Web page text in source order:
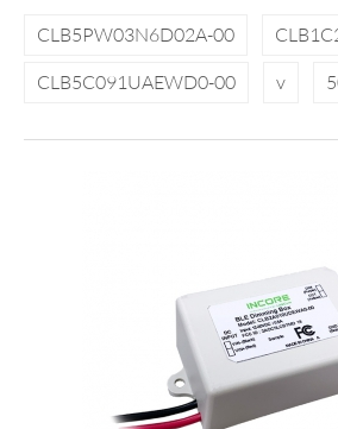
CLB5PW03N6D02A-00
CLB5C091UAEWD0-00
v